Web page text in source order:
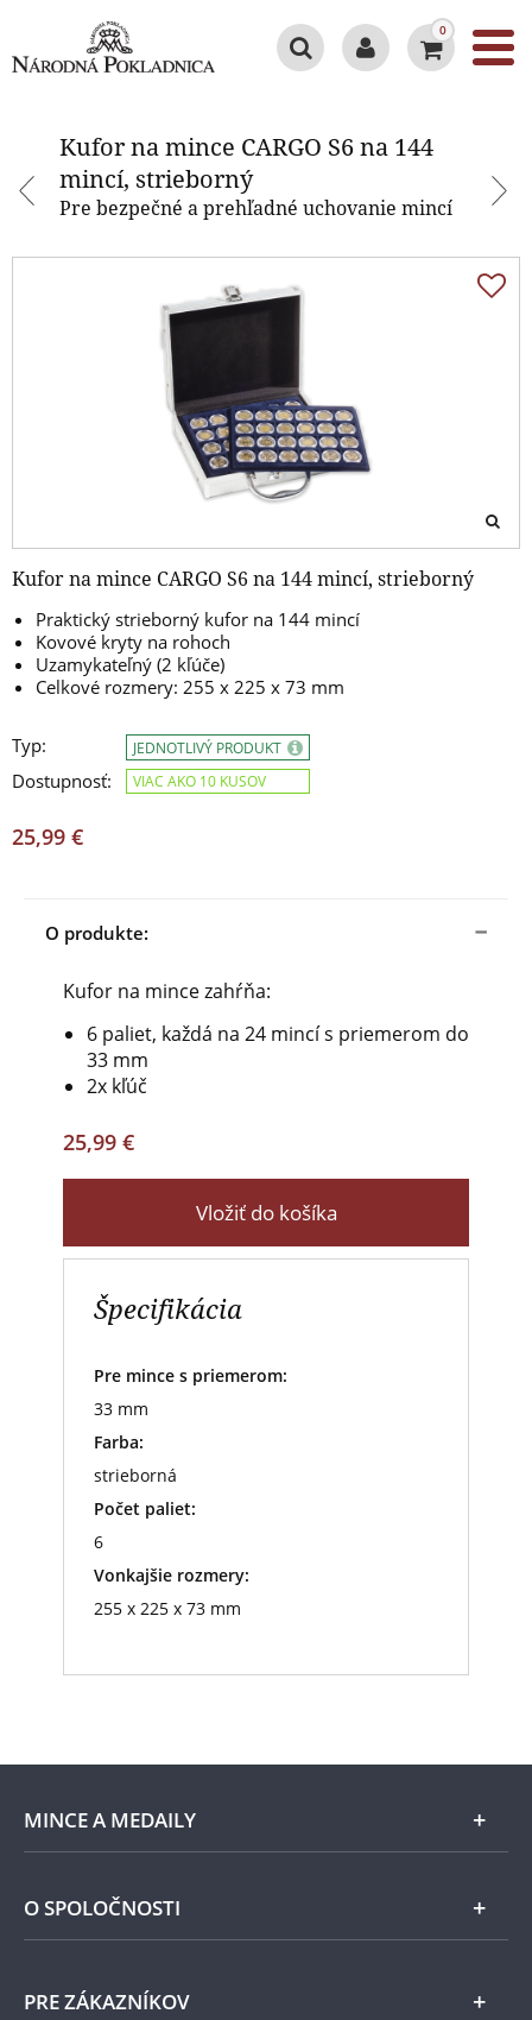
0
Kufor na mince CARGO S6 na 144
mincí, strieborný
Pre bezpečné a prehľadné uchovanie mincí
Kufor na mince CARGO S6 na 144 mincí, strieborný
Praktický strieborný kufor na 144 mincí
Kovové kryty na rohoch
Uzamykateľný (2 kľúče)
Celkové rozmery: 255 x 225 x 73 mm
Typ:
Dostupnosť:
JEDNOTLIVÝ PRODUKT
VIAC AKO 10 KUSOV
25,99 €
O produkte:
Kufor na mince zahŕňa:
6 paliet, každá na 24 mincí s priemerom do
33 mm
2x kľúč
25,99 €
Vložiť do košíka
Špecifikácia
Pre mince s priemerom:
33 mm
Farba:
strieborná
Počet paliet:
6
Vonkajšie rozmery:
255 x 225 x 73 mm
Kufor na mince CARGO S6 na 144
MINCE A MEDAILY
Len v Národnej Pokladnici
Pamätné medaily
O SPOLOČNOSTI
Národná Pokladnica
PRE ZÁKAZNÍKOV